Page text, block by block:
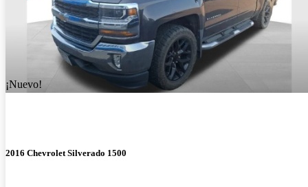
¡Nuevo!
2016 Chevrolet Silverado 1500